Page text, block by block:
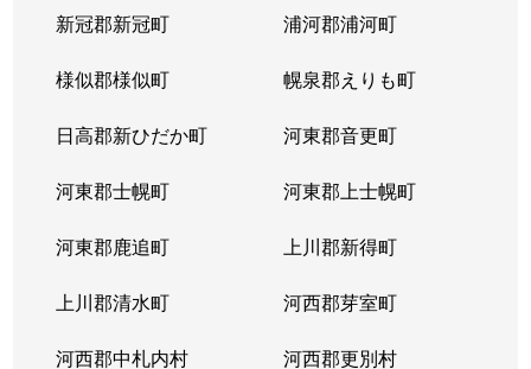
新冠郡新冠町 浦河郡浦河町
様似郡様似町 幌泉郡えりも町
日高郡新ひだか町 河東郡音更町
河東郡士幌町 河東郡上士幌町
河東郡鹿追町 上川郡新得町
上川郡清水町 河西郡芽室町
河西郡中札内村 河西郡更別村